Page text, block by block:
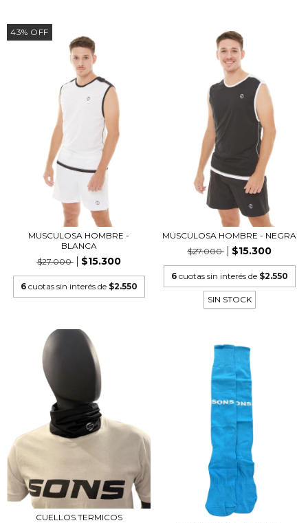
43% OFF
MUSCULOSA HOMBRE -
BLANCA
$27.000
$15.300
6 cuotas sin interés de $2.550
MUSCULOSA HOMBRE - NEGRA
$27.000
$15.300
6 cuotas sin interés de $2.550
SIN STOCK
CUELLOS TERMICOS